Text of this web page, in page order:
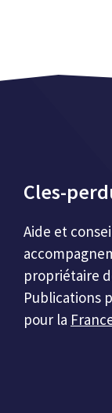
Cles-
Aide et
propriétaire
Publications
pour la